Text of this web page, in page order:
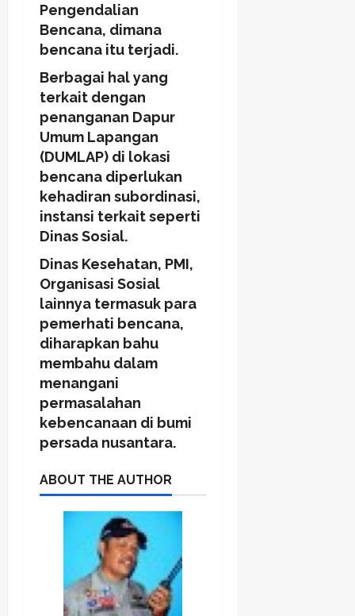
Pengendalian
Bencana, dimana
bencana itu terjadi.
Berbagai hal yang
terkait dengan
penanganan Dapur
Umum Lapangan
(DUMLAP) di lokasi
bencana diperlukan
kehadiran subordinasi,
instansi terkait seperti
Dinas Sosial.
Dinas Kesehatan, PMI,
Organisasi Sosial
lainnya termasuk para
pemerhati bencana,
diharapkan bahu
membahu dalam
menangani
permasalahan
kebencanaan di bumi
persada nusantara.
ABOUT THE AUTHOR